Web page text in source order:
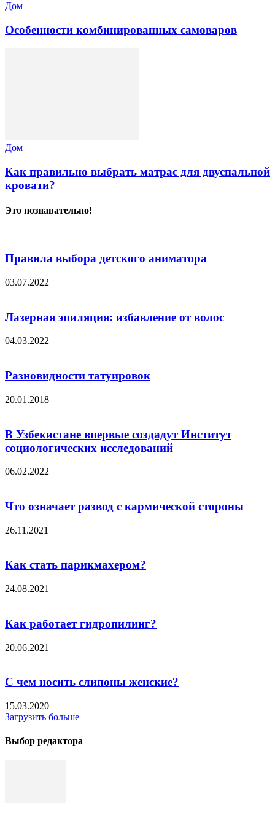
Дом
Особенности комбинированных самоваров
Дом
Как правильно выбрать матрас для двуспальной
кровати?
Это познавательно!
Правила выбора детского аниматора
03.07.2022
Лазерная эпиляция: избавление от волос
04.03.2022
Разновидности татуировок
20.01.2018
В Узбекистане впервые создадут Институт
социологических исследований
06.02.2022
Что означает развод с кармической стороны
26.11.2021
Как стать парикмахером?
24.08.2021
Как работает гидропилинг?
20.06.2021
С чем носить слипоны женские?
15.03.2020
Загрузить больше
Выбор редактора